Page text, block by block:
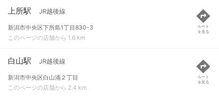
上所駅 JR越後線
新潟市中央区下所島1丁目830-3
このページの店舗から 1.6 km
ルート
を見る
白山駅 JR越後線
新潟市中央区白山浦２丁目
このページの店舗から 2.4 km
ルート
を見る